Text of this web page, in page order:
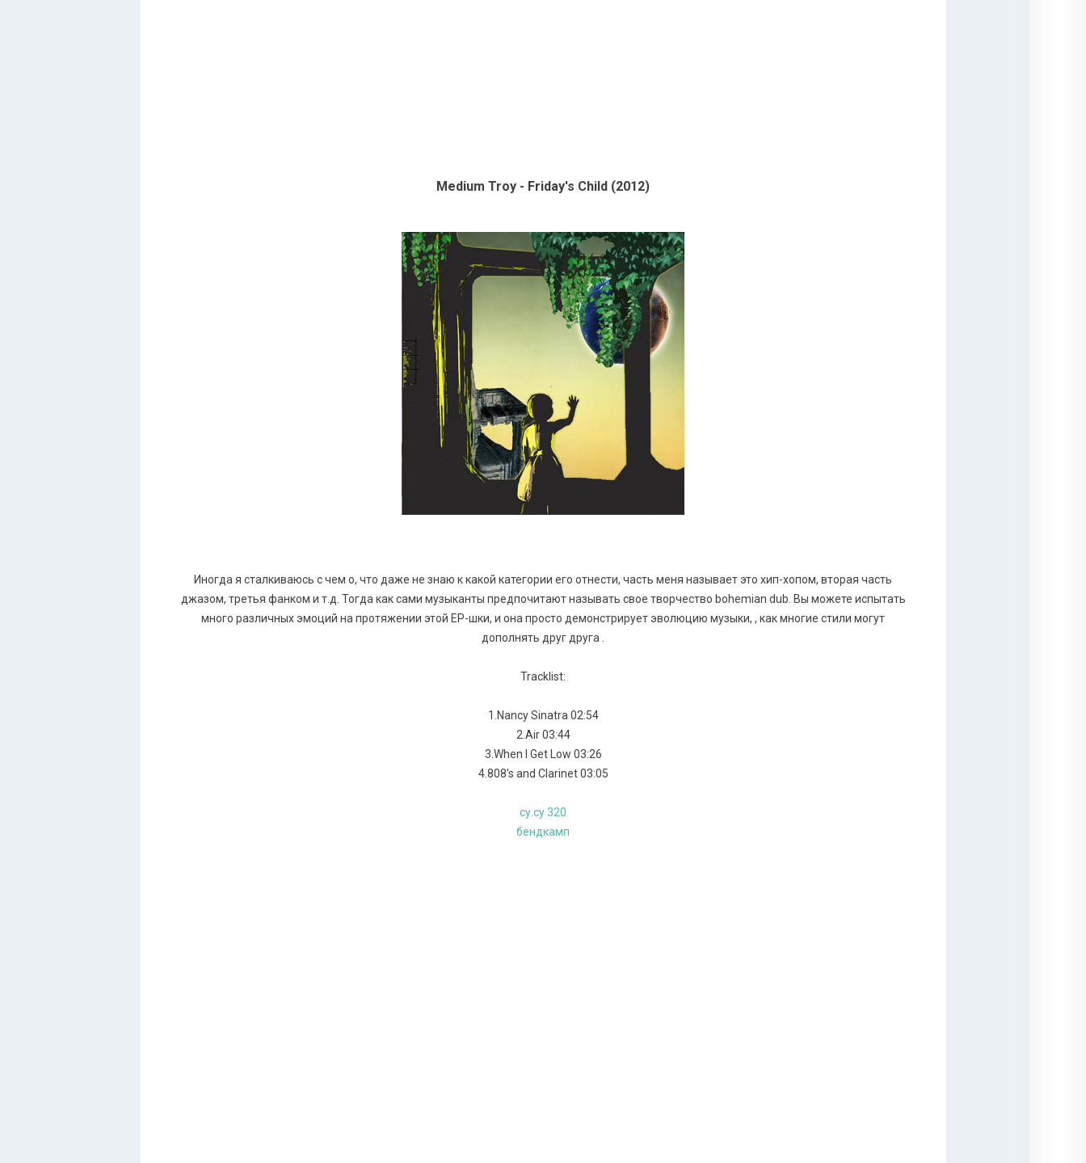
Medium Troy - Friday's Child (2012)
Иногда я сталкиваюсь с чем о, что даже не знаю к какой категории его отнести, часть меня называет это хип-хопом, вторая часть
джазом, третья фанком и т.д. Тогда как сами музыканты предпочитают называть свое творчество bohemian dub. Вы можете испытать
много различных эмоций на протяжении этой ЕР-шки, и она просто демонстрирует эволюцию музыки, , как многие стили могут
дополнять друг друга .
Tracklist:
1.Nancy Sinatra 02:54
2.Air 03:44
3.When I Get Low 03:26
4.808's and Clarinet 03:05
cу.су 320
бендкамп